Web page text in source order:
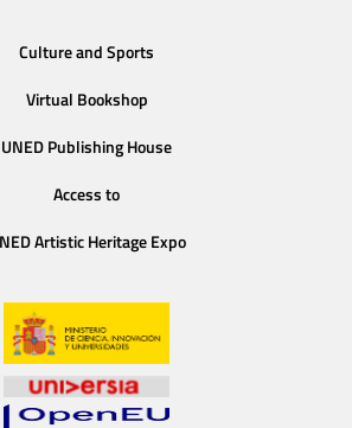
Culture and Sports
Virtual Bookshop
UNED Publishing House
Access to
Artistic Heritage Expo